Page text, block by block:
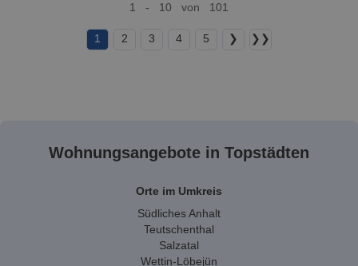
1 - 10 von 101
1 2 3 4 5 ❯ ❯❯
Wohnungsangebote in Topstädten
Orte im Umkreis
Südliches Anhalt
Teutschenthal
Salzatal
Wettin-Löbejün